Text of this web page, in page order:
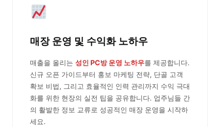
매장 운영 및 수익화 노하우
매출을 올리는 성인 PC방 운영 노하우를 제공합니다.
신규 오픈 가이드부터 홍보 마케팅 전략, 단골 고객
확보 비법, 그리고 효율적인 인력 관리까지 수익 극대
화를 위한 현장의 실전 팁을 공유합니다. 업주님들 간
의 활발한 정보 교류로 성공적인 매장 운영을 시작하
세요.